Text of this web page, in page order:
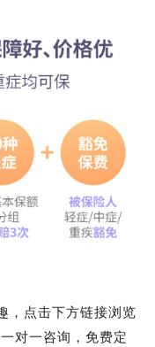
，点击下方链接浏览
对一咨询，免费定